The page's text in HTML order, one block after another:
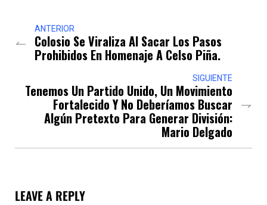
ANTERIOR
Colosio Se Viraliza Al Sacar Los Pasos
Prohibidos En Homenaje A Celso Piña.
SIGUIENTE
Tenemos Un Partido Unido, Un Movimiento
Fortalecido Y No Deberíamos Buscar
Algún Pretexto Para Generar División:
Mario Delgado
LEAVE A REPLY